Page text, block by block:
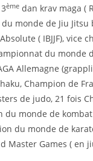
ème dan krav maga (
monde de Jiu Jitsu
( IBJJF),
du monde
Allemagne
Champion de
de judo, 21 fois
du monde de
du monde de
Master Games ( en